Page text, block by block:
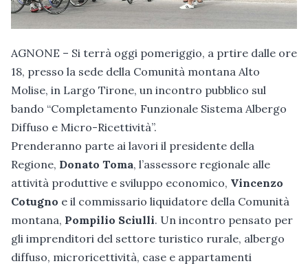
AGNONE – Si terrà oggi pomeriggio, a prtire dalle ore
18, presso la sede della Comunità montana Alto
Molise, in Largo Tirone, un incontro pubblico sul
bando “Completamento Funzionale Sistema Albergo
Diffuso e Micro-Ricettività”.
Prenderanno parte ai lavori il presidente della
Regione, Donato Toma, l’assessore regionale alle
attività produttive e sviluppo economico, Vincenzo
Cotugno e il commissario liquidatore della Comunità
montana, Pompilio Sciulli. Un incontro pensato per
gli imprenditori del settore turistico rurale, albergo
diffuso, microricettività, case e appartamenti